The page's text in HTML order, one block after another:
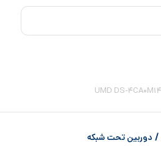
/ دوربین تحت شبکه